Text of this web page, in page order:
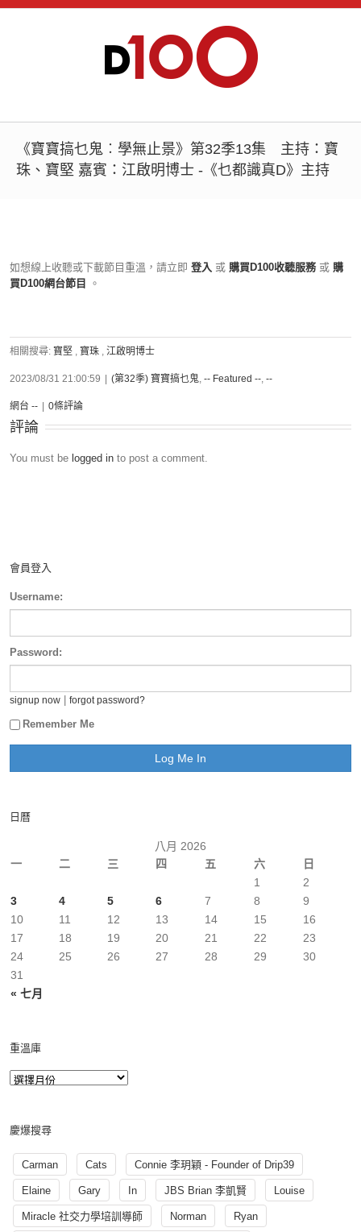
《寶寶搞乜鬼︰學無止景》第32季13集 主持：寶
珠、寶堅 嘉賓：江啟明博士 -《乜都識真D》主持
如想線上收聽或下載節目重溫，請立即 登入 或 購買D100收聽服務 或 購
買D100網台節目
。
相關搜尋: 寶堅 , 寶珠 , 江啟明博士
2023/08/31 21:00:59 (第32季) 寶寶搞乜鬼, -- Featured --, --
網台 -- 0條評論
評論
You must be logged in to post a comment.
會員登入
Username:
Password:
signup now forgot password?
Remember Me
日曆
八月 2026
一
二 三 四 五 六 日
« 七月
1
2
3
4 5 6 7 8
9
10
11 12 13 14 15
16
17
18 19 20 21 22
23
24
25 26 27 28 29
30
31
重溫庫
慶爆搜尋
Carman Cats Connie 李玥穎 - Founder of Drip39
Elaine Gary In JBS Brian 李凱賢 Louise
Miracle 社交力學培訓導師 Norman Ryan